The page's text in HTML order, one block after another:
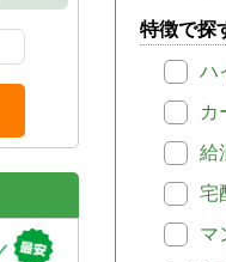
特徴で探
ハ
カ
給
宅
マ